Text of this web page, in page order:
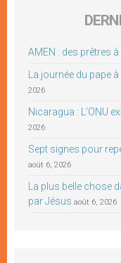
AMEN : des prêtres
La journée du pape
2026
Nicaragua : L’ONU
2026
Sept signes pour
août 6, 2026
La plus belle chose
par Jésus août 6, 2026